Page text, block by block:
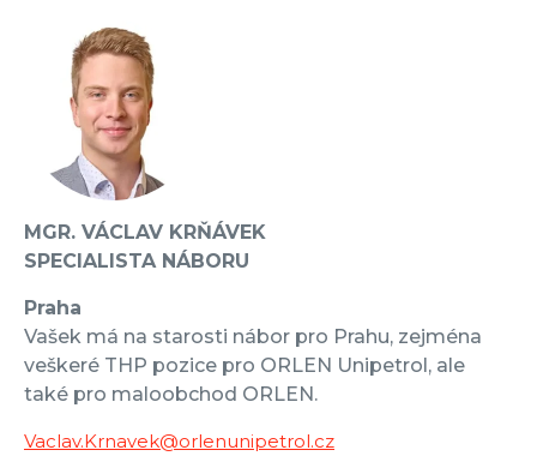
MGR. VÁCLAV KRŇÁVEK
SPECIALISTA NÁBORU
Praha
Vašek má na starosti nábor pro Prahu, zejména
veškeré THP pozice pro ORLEN Unipetrol, ale
také pro maloobchod ORLEN.
Vaclav.Krnavek@orlenunipetrol.cz